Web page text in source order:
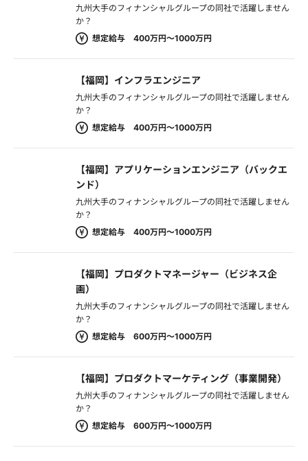
九州大手のフィナンシャルグループの同社で活躍しません
か？
想定給与 400万円～1000万円
【福岡】インフラエンジニア
九州大手のフィナンシャルグループの同社で活躍しません
か？
想定給与 400万円～1000万円
【福岡】アプリケーションエンジニア（バックエ
ンド）
九州大手のフィナンシャルグループの同社で活躍しません
か？
想定給与 400万円～1000万円
【福岡】プロダクトマネージャー（ビジネス企
画）
九州大手のフィナンシャルグループの同社で活躍しません
か？
想定給与 600万円～1000万円
【福岡】プロダクトマーケティング（事業開発）
九州大手のフィナンシャルグループの同社で活躍しません
か？
想定給与 600万円～1000万円